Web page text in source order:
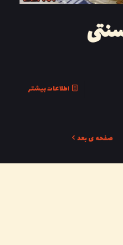
اطلاعات بیشتر
صفحه ی بعد